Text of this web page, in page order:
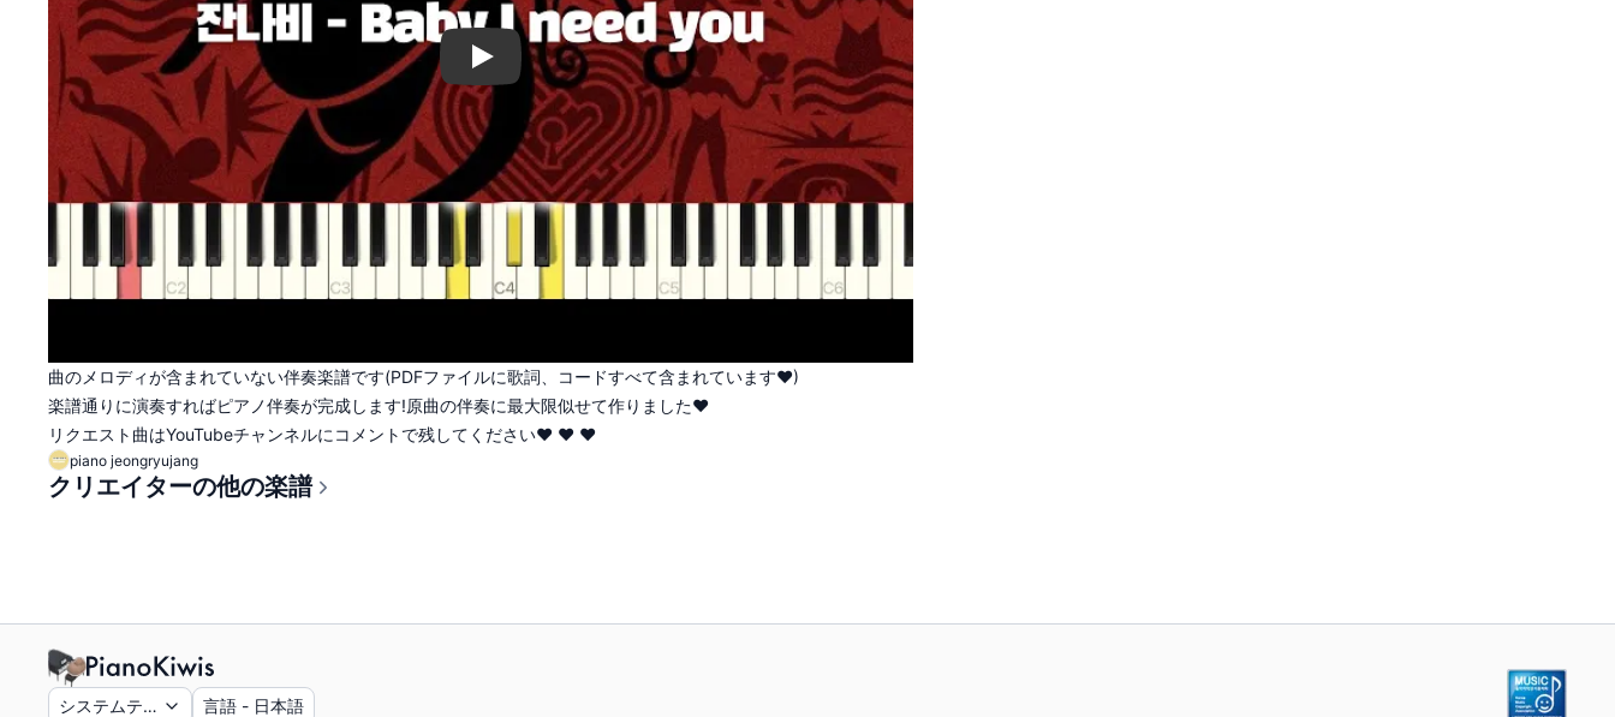
Play
曲のメロディが含まれていない伴奏楽譜です(PDFファイルに歌詞、コードすべて含まれています♥)
楽譜通りに演奏すればピアノ伴奏が完成します!原曲の伴奏に最大限似せて作りました♥
リクエスト曲はYouTubeチャンネルにコメントで残してください♥ ♥ ♥
piano jeongryujang
クリエイターの他の楽譜
システムテーマ 言語 - 日本語